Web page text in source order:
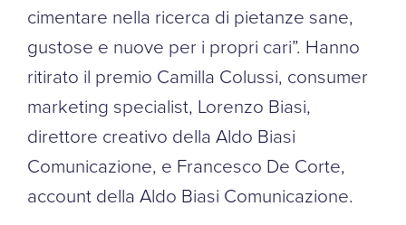
cimentare nella ricerca di pietanze sane,
gustose e nuove per i propri cari”. Hanno
ritirato il premio Camilla Colussi, consumer
marketing specialist, Lorenzo Biasi,
direttore creativo della Aldo Biasi
Comunicazione, e Francesco De Corte,
account della Aldo Biasi Comunicazione.